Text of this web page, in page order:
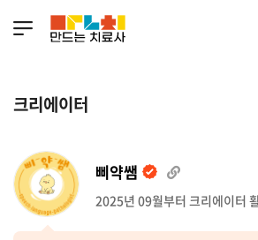
크리에이터
삐약쌤
2025년 09월부터 크리에이터